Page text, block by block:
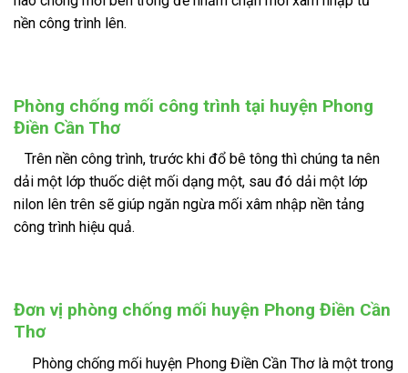
nền công trình lên.
Phòng chống mối công trình tại huyện Phong
Điền Cần Thơ
Trên nền công trình, trước khi đổ bê tông thì chúng ta nên
dải một lớp thuốc diệt mối dạng một, sau đó dải một lớp
nilon lên trên sẽ giúp ngăn ngừa mối xâm nhập nền tảng
công trình hiệu quả.
Đơn vị phòng chống mối huyện Phong Điền Cần
Thơ
Phòng chống mối huyện Phong Điền Cần Thơ là một trong